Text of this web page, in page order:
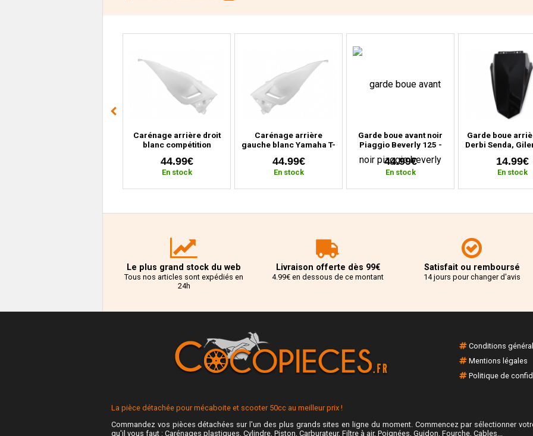
Carénage arrière droit
blanc compétition
(2012 à 2016)
44.99€
En stock
Carénage arrière
gauche blanc Yamaha T-
44.99€
En stock
Garde boue avant noir
Piaggio Beverly 125 -
300 - 350 cc (2010 à
2020)
44.99€
En stock
Garde boue
Derbi Senda,
14.99€
En stock
Le plus grand stock du web
Tous nos articles sont expédiés en
24h
Livraison offerte dès 99€
4.99€ en dessous de ce montant
Satisfait ou remboursé
14 jours pour changer d'avis
Conditions
Mentions légales
Politique de
La pièce détachée pour mécaboite et scooter 50cc au meilleur prix !
Commandez vos pièces détachées sur l'un des plus grands sites en ligne du moment. Commencez par sélectionner
qu'il vous faut : Carénages plastiques, Cylindre, Piston, Carburateur, Filtre à air, Poignées, Guidon, Fourche, Cables...